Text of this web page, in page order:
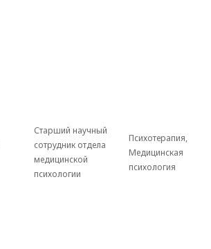
Старший научный
сотрудник отдела
медицинской
психологии
Психотерапия,
Медицинская
психология